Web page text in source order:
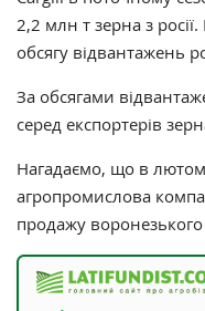
2,2 млн т зерна з
обсягу відвантажень
За обсягами
серед експортерів
Нагадаємо, що в
агропромислова
продажу